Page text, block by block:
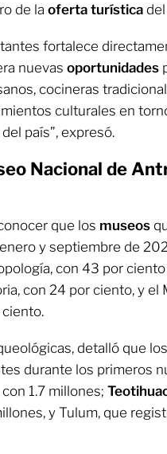
de la oferta turística
fortalece
nuevas oportunidades
cocineras
culturales en
país”, expresó.
Nacional de
que los museos
y septiembre de
con 43 por
con 24 por ciento, y el
detalló que
durante los primeros
con 1.7 millones;
y Tulum, que